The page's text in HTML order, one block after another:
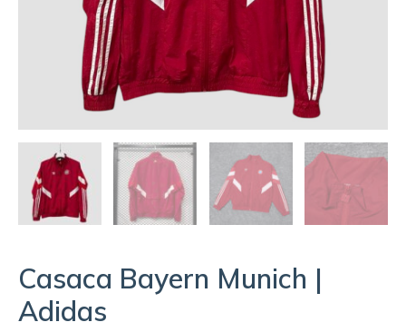
Casaca Bayern Munich |
Adidas